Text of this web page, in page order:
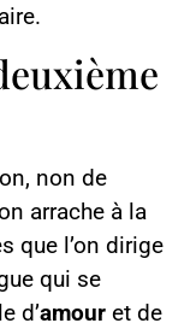
non de
arrache à la
que l’on dirige
qui se
d’amour et de